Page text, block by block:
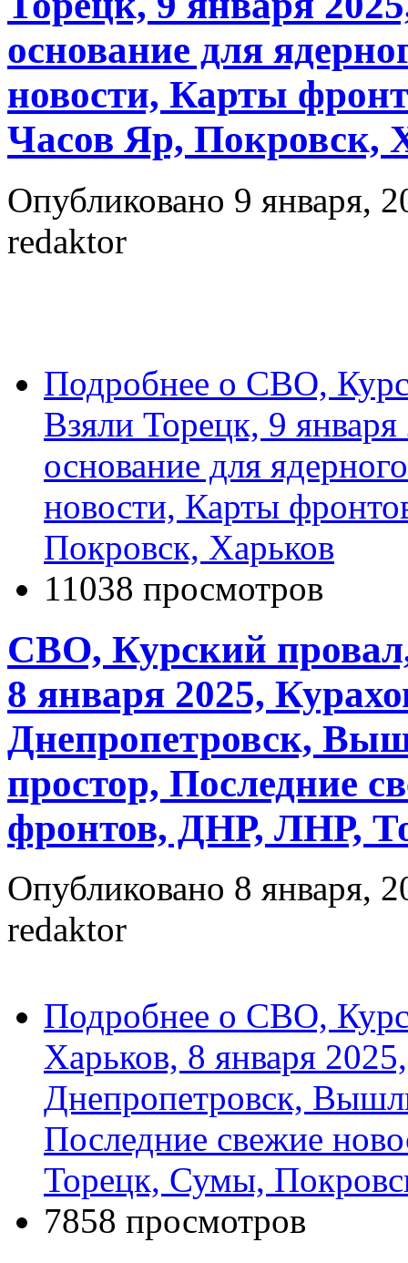
основание для
новости, Карты
Часов Яр, Покровск,
Опубликовано 9 января,
redaktor
Подробнее о СВО,
Взяли Торецк, 9
основание для
новости, Карты
Покровск, Харьков
11038 просмотров
СВО, Курский
8 января 2025,
Днепропетровск,
простор, Последние
фронтов, ДНР, ЛНР,
Опубликовано 8 января,
redaktor
Подробнее о СВО,
Харьков, 8 января
Днепропетровск,
Последние свежие
Торецк, Сумы,
7858 просмотров